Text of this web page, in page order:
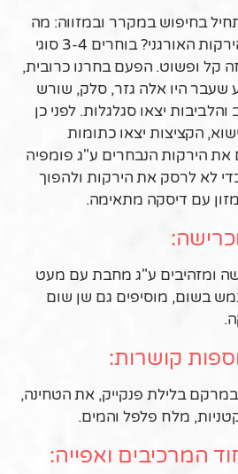
בחיפוש במקרר ובמזווה: מה
יש ? מה הגיע במשלוח הירקות האורגני? בוחרים 3-4 סוגי
קל ופשוט. הפעם בחרנו כרובית,
שעבר היו אלה גזר, סלק, שורש
יצאו סגלגלות. לפני כן
הקציצות יצאו כתומות
את הירקות הנבחרים ע"ג פומפיה
לא לרסק את הירקות ולהפוך
עם דיסקה מתאימה.
ומזהיבים ע"ג מחבת עם מעט
בשום, מוסיפים גם שן שום
קושרות:
בלילת פנקייק, את הטחינה,
מלח פלפל והמים.
המרכיבים ואפייה: